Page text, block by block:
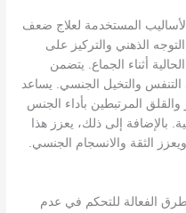
الأساليب المستخدمة لعلاج ضعف
الذهني والتركيز على
أثناء الجماع. يتضمن
التنفس والتخيل الجنسي. يساعد
والقلق المرتبطين بأداء الجنس
بالإضافة إلى ذلك، يعزز هذا
الثقة والانسجام الجنسي.
الفعالة للتحكم في عدم